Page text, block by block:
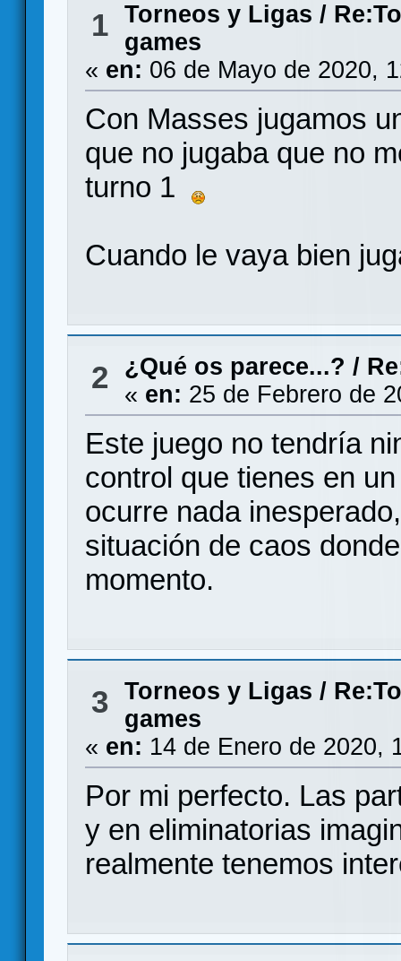
1 Torneos y Ligas /
games
« en: 06 de Mayo de 2020,
Con Masses jugamos
que no jugaba que no
turno 1
Cuando le vaya bien
2 ¿Qué os parece...? /
« en: 25 de Febrero de
Este juego no tendría
control que tienes en
ocurre nada
situación de caos
momento.
3 Torneos y Ligas /
games
« en: 14 de Enero de 2020,
Por mi perfecto. Las
y en eliminatorias
realmente tenemos